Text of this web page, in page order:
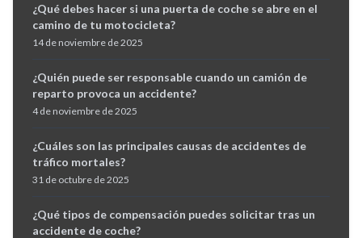
¿Qué debes hacer si una puerta de coche se abre en el
camino de tu motocicleta?
14 de noviembre de 2025
¿Quién puede ser responsable cuando un camión de
reparto provoca un accidente?
4 de noviembre de 2025
¿Cuáles son las principales causas de accidentes de
tráfico mortales?
31 de octubre de 2025
¿Qué tipos de compensación puedes solicitar tras un
accidente de coche?